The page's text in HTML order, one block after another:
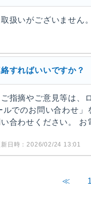
扱いがございません。
すればいいですか？
指摘やご意見等は
でのお問い合わせ
合わせください。
新日時：2026/02/24 13:01
≪ 1